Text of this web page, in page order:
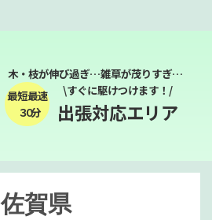
木・枝が伸び過ぎ…雑草が茂りすぎ…
最短最速
３０分
\すぐに駆けつけます！/
出張対応エリア
佐賀県